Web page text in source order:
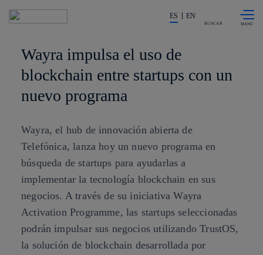
La acción en accionistas e
ES EN
BUSCAR
Wayra impulsa el uso de
blockchain entre startups con un
nuevo programa
Wayra, el hub de innovación abierta de
Telefónica, lanza hoy un nuevo programa en
búsqueda de startups para ayudarlas a
implementar la tecnología blockchain en sus
negocios. A través de su iniciativa Wayra
Activation Programme, las startups seleccionadas
podrán impulsar sus negocios utilizando TrustOS,
la solución de blockchain desarrollada por